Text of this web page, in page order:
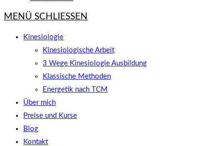
MENÜ SCHLIESSEN
Kinesiologie
Kinesiologische Arbeit
3 Wege Kinesiologie Ausbildung
Klassische Methoden
Energetik nach TCM
Über mich
Preise und Kurse
Blog
Kontakt